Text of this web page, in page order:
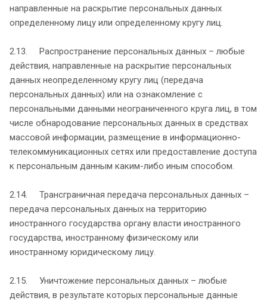
направленные на раскрытие персональных данных
определенному лицу или определенному кругу лиц.
2.13. Распространение персональных данных – любые
действия, направленные на раскрытие персональных
данных неопределенному кругу лиц (передача
персональных данных) или на ознакомление с
персональными данными неограниченного круга лиц, в том
числе обнародование персональных данных в средствах
массовой информации, размещение в информационно-
телекоммуникационных сетях или предоставление доступа
к персональным данным каким-либо иным способом.
2.14. Трансграничная передача персональных данных –
передача персональных данных на территорию
иностранного государства органу власти иностранного
государства, иностранному физическому или
иностранному юридическому лицу.
2.15. Уничтожение персональных данных – любые
действия, в результате которых персональные данные